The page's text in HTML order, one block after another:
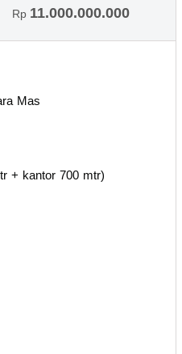
Rp 11.000.000.000
Mas
+ kantor 700 mtr)